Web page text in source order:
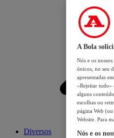
Diversos
A Bola
Nós e os nossos
únicos, no seu
apresentadas
«Rejeitar tudo»
alguns
escolhas ou
página Web
Website. Para
Nós e os